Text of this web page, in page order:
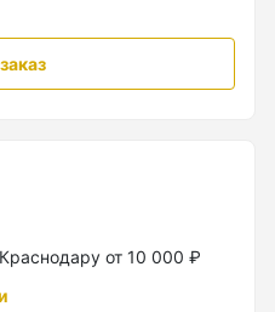
от 10 000 ₽
колесам
лучом)